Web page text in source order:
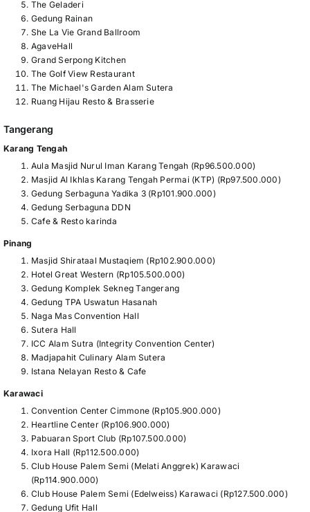
Tangerang
Karang Tengah
Aula Masjid Nurul Iman Karang Tengah (Rp96.500.000)
Masjid Al Ikhlas Karang Tengah Permai (KTP) (Rp97.500.000)
Gedung Serbaguna Yadika 3 (Rp101.900.000)
Gedung Serbaguna DDN
Cafe & Resto karinda
Pinang
Masjid Shirataal Mustaqiem (Rp102.900.000)
Hotel Great Western (Rp105.500.000)
Gedung Komplek Sekneg Tangerang
Gedung TPA Uswatun Hasanah
Naga Mas Convention Hall
Sutera Hall
ICC Alam Sutra (Integrity Convention Center)
Madjapahit Culinary Alam Sutera
Istana Nelayan Resto & Cafe
Karawaci
Convention Center Cimmone (Rp105.900.000)
Heartline Center (Rp106.900.000)
Pabuaran Sport Club (Rp107.500.000)
Ixora Hall (Rp112.500.000)
Club House Palem Semi (Melati Anggrek) Karawaci
(Rp114.900.000)
Club House Palem Semi (Edelweiss) Karawaci (Rp127.500.000)
Gedung Ufit Hall
The Geladeri
Gedung Rainan
She La Vie Grand Ballroom
AgaveHall
Grand Serpong Kitchen
The Golf View Restaurant
The Michael's Garden Alam Sutera
Ruang Hijau Resto & Brasserie